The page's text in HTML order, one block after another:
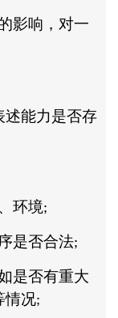
影响，对一
述能力是否存
环境;
是否合法;
是否有重大
情况;